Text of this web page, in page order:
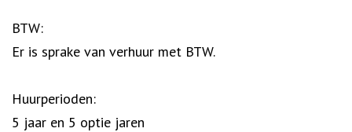
BTW:
Er is sprake van verhuur met BTW.
Huurperioden:
5 jaar en 5 optie jaren